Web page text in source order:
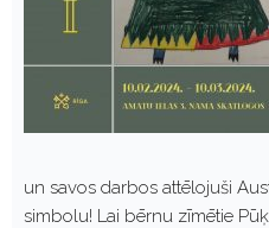
un savos darbos attēlojuši
simbolu! Lai bērnu zīmētie